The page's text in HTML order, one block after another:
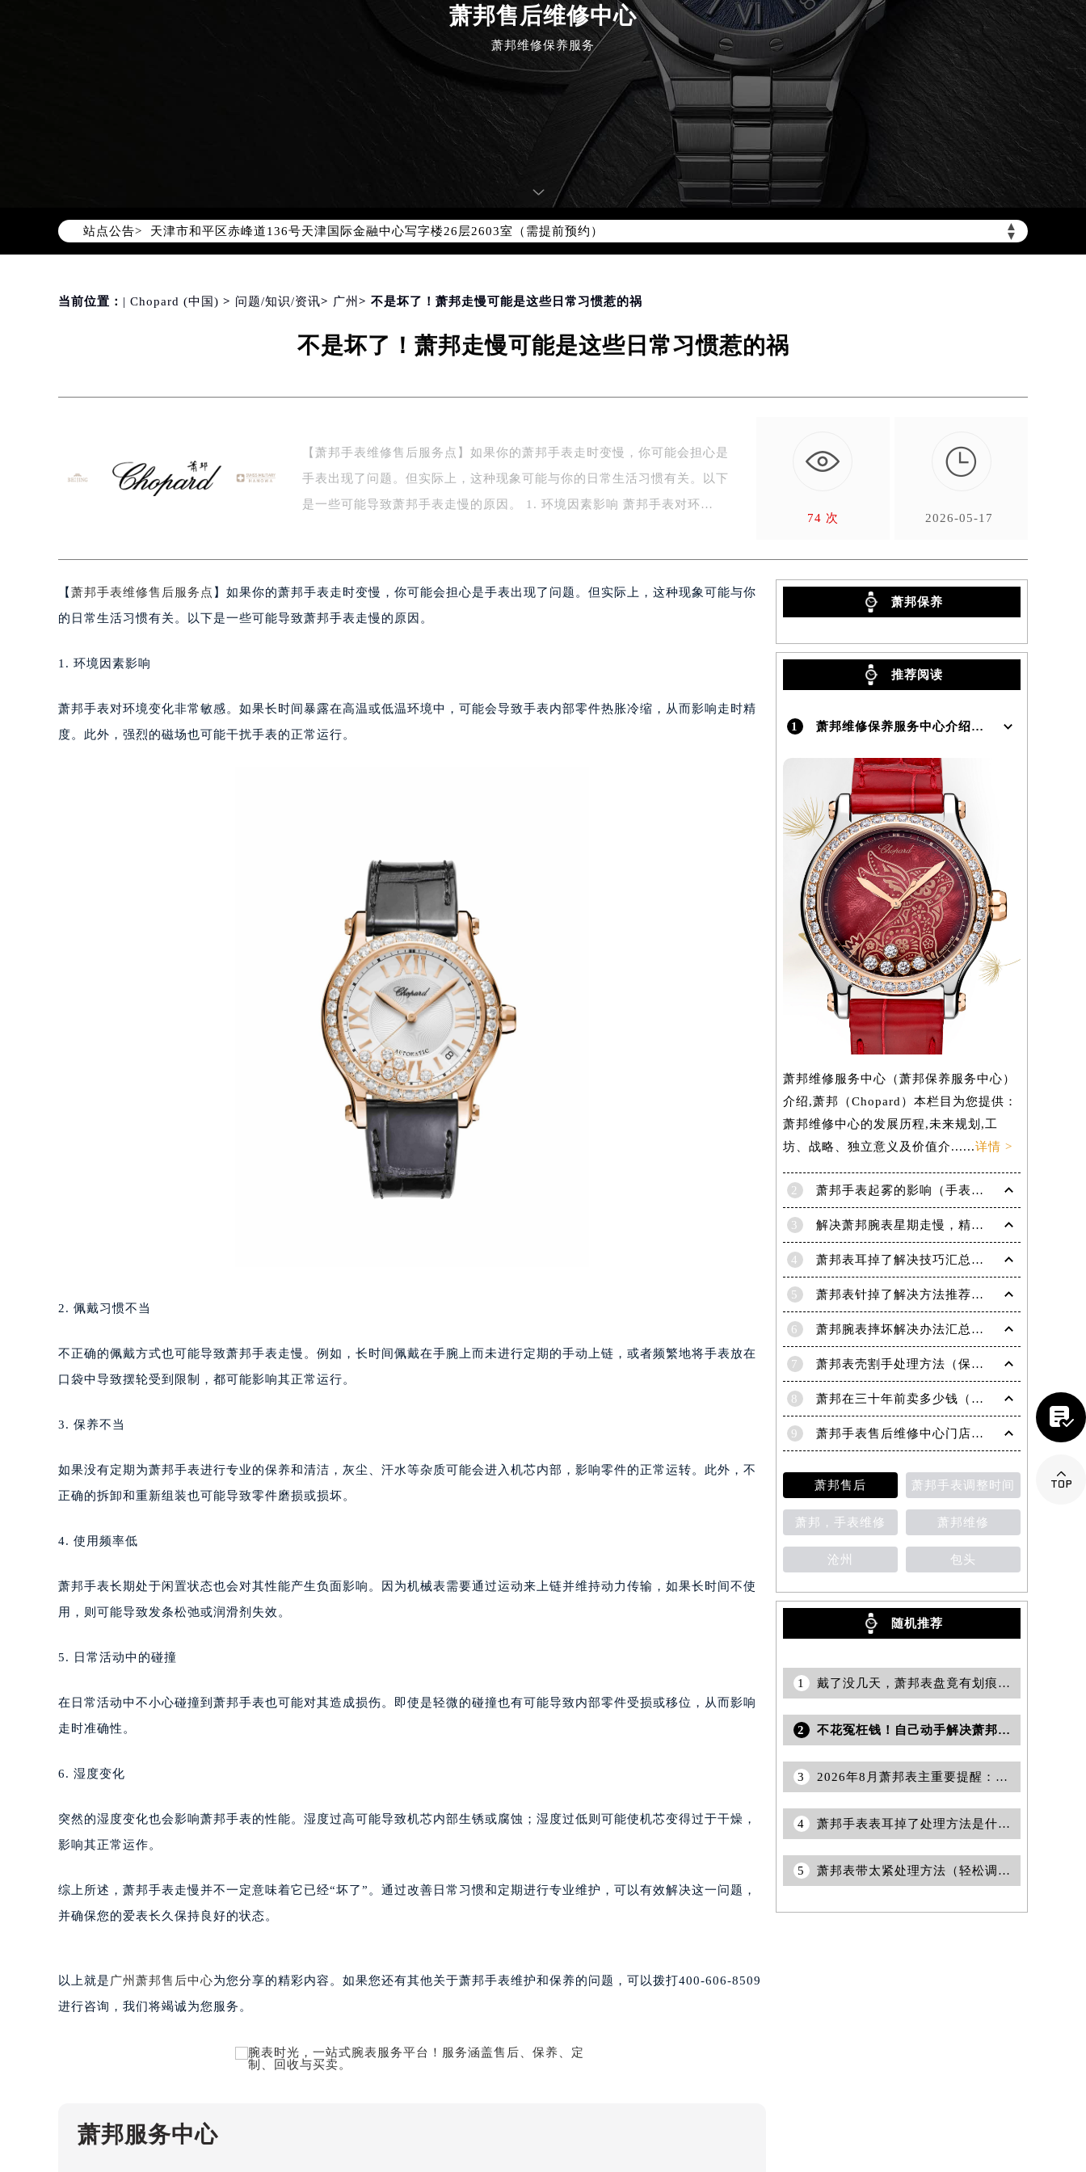
萧邦售后维修中心
萧邦维修保养服务
站点公告> ▲
▼
2026年8月萧邦中国区售后服务网络优化升级公告
萧邦官方全国统一服务热线400-885-0231，服务覆盖中国大陆、香港、澳门、台湾全部区域（非大陆需加拨“+86”）
北京市朝阳区建国门外大街甲6号华熙国际中心写字楼D座11层1102室（北京总部）（需提前预约）
北京市东城区东长安街1号东方广场写字楼W3座6层602室（需提前预约）
天津市和平区赤峰道136号天津国际金融中心写字楼26层2603室（需提前预约）
上海市徐汇区虹桥路3号港汇中心写字楼2座37层3705室（需提前预约）
常州市新北区龙锦路1590号现代传媒中心写字楼5号楼10层1008室（需提前预约）
徐州市鼓楼区淮海东路29号苏宁广场IFC国际金融中心写字楼35层3508室（需提前预约）
扬州市邗江区国展路29号星耀天地写字楼1号楼18层1803室（需提前预约）
泰州市海陵区永定东路399号置地商务中心东塔写字楼（华润万象城）17层1706室（需提前预约）
杭州市上城区钱江路1366号华润大厦写字楼A座5层503-5室（需提前预约）
金华市金东区东市南街777号金华万达广场写字楼4号楼22层2209室（需提前预约）
绍兴市越城区胜利东路379号世茂天际中心写字楼8层805室（需提前预约）
嘉兴市南湖区广益路705号嘉兴世界贸易中心写字楼A座13层1304室（需提前预约）
济南市历下区经十路11111号华润中心写字楼（万象城）15层1508室（需提前预约）
深圳市罗湖区深南东路5001号华润大厦写字楼17层1701室（需提前预约）
成都市锦江区人民东路6号SAC东原中心写字楼24层2406B室（需提前预约）
重庆市江北区观音桥步行街2号融恒时代广场写字楼9层902室（需提前预约）
乌鲁木齐市天山区红山路26号时代广场（CCMALL）C座17层17-B（需提前预约）
温州市鹿城区锦绣路1067号置信广场10层1015室（需提前预约）
哈尔滨市道里区友谊西路600号富力中心T2座写字楼29层03室（需提前预约）
大连市中山区人民路15号国际金融大厦7层G室（需提前预约）
佛山市禅城区季华五路57号万科金融中心C座12层1205室（需提前预约）
东莞市东城街道鸿福东路1号民盈国贸中心T1写字楼9层907室（需提前预约）
无锡市梁溪区人民中路139号恒隆广场写字楼1座11层1104室（需提前预约）
南通市崇川区工农路57号圆融广场写字楼16层1603室（需提前预约）
苏州市苏州工业园区星港街199号苏州中心办公楼C座22层08室（需提前预约）
武汉市江汉区解放大道686号世界贸易大厦38层09室（需提前预约）
南宁市青秀区金湖路59号地王大厦12楼1224室（需提前预约）
合肥市蜀山区潜山路111号万象城华润大厦B座12楼03室（需提前预约）
泉州市丰泽区宝洲路729号浦西万达中心写字楼A座7楼709室（需提前预约）
青岛市南区山东路6号华润大厦B座22层04室（需提前预约）
烟台市芝罘区胜利路139号万达金融中心A座907室（需提前预约）
唐山市路南区新华东道100号万达广场写字楼A座10层1002室（需提前预约）
台州市椒江区东海大道1800号腾达中心东1幢20楼2002室（需提前预约）
黑龙江省大庆市萨尔图区会战大街萧邦售后服务中心（需提前预约）
黑龙江省鹤岗市向阳区红军路萧邦售后服务中心（需提前预约）
黑龙江省牡丹江市东安区太平路萧邦售后服务中心（需提前预约）
吉林省白城市洮北区明仁南街萧邦售后服务中心（需提前预约）
吉林省四平市铁东区紫气大路与南九经街交汇处萧邦售后服务中心（需提前预约）
吉林省松原市宁江区五环大街萧邦售后服务中心（需提前预约）
吉林省延边市延吉市解放路萧邦售后服务中心（需提前预约）
辽宁省鞍山市铁东区站前街萧邦售后服务中心（需提前预约）
辽宁省丹东市振兴区七经街萧邦售后服务中心（需提前预约）
辽宁省抚顺市新抚区东一路萧邦售后服务中心（需提前预约）
辽宁省葫芦岛市连山区中央路萧邦售后服务中心（需提前预约）
辽宁省盘锦市兴隆台区石油大街萧邦售后服务中心（需提前预约）
辽宁省铁岭市银州区南马路萧邦售后服务中心（需提前预约）
当前位置： | Chopard (中国) > 问题/知识/资讯> 广州 > 不是坏了！萧邦走慢可能是这些日常习惯惹的祸
不是坏了！萧邦走慢可能是这些日常习惯惹的祸
【萧邦手表维修售后服务点】如果你的萧邦手表走时变慢，你可能会担心是
手表出现了问题。但实际上，这种现象可能与你的日常生活习惯有关。以下
是一些可能导致萧邦手表走慢的原因。 1. 环境因素影响 萧邦手表对环…
74 次

2026-05-17
【萧邦手表维修售后服务点 】如果你的萧邦手表走时变慢，你可能会担心是手表出现了问题。但实际上，这种现象可能与你
的日常生活习惯有关。以下是一些可能导致萧邦手表走慢的原因。
1. 环境因素影响
萧邦手表对环境变化非常敏感。如果长时间暴露在高温或低温环境中，可能会导致手表内部零件热胀冷缩，从而影响走时精
度。此外，强烈的磁场也可能干扰手表的正常运行。
2. 佩戴习惯不当
不正确的佩戴方式也可能导致萧邦手表走慢。例如，长时间佩戴在手腕上而未进行定期的手动上链，或者频繁地将手表放在
口袋中导致摆轮受到限制，都可能影响其正常运行。
3. 保养不当
如果没有定期为萧邦手表进行专业的保养和清洁，灰尘、汗水等杂质可能会进入机芯内部，影响零件的正常运转。此外，不
正确的拆卸和重新组装也可能导致零件磨损或损坏。
4. 使用频率低
萧邦手表长期处于闲置状态也会对其性能产生负面影响。因为机械表需要通过运动来上链并维持动力传输，如果长时间不使
用，则可能导致发条松弛或润滑剂失效。
5. 日常活动中的碰撞
在日常活动中不小心碰撞到萧邦手表也可能对其造成损伤。即使是轻微的碰撞也有可能导致内部零件受损或移位，从而影响
走时准确性。
6. 湿度变化
突然的湿度变化也会影响萧邦手表的性能。湿度过高可能导致机芯内部生锈或腐蚀；湿度过低则可能使机芯变得过于干燥，
影响其正常运作。
综上所述，萧邦手表走慢并不一定意味着它已经“坏了”。通过改善日常习惯和定期进行专业维护，可以有效解决这一问题，
并确保您的爱表长久保持良好的状态。
以上就是 广州萧邦售后中心为您分享的精彩内容。如果您还有其他关于萧邦手表维护和保养的问题，可以拨打400-606-8509
进行咨询，我们将竭诚为您服务。
萧邦服务中心
萧邦保养
推荐阅读
1 萧邦维修保养服务中心介绍 | Chopard
萧邦维修服务中心（萧邦保养服务中心）
介绍,萧邦（Chopard）本栏目为您提供：
萧邦维修中心的发展历程,未来规划,工
坊、战略、独立意义及价值介......详情 >
2 萧邦手表起雾的影响（手表起雾维护建议）
3 解决萧邦腕表星期走慢，精准调校秘籍在这里
4 萧邦表耳掉了解决技巧汇总（轻松修复爱表的小妙招）
5 萧邦表针掉了解决方法推荐（轻松修复你的爱表）
6 萧邦腕表摔坏解决办法汇总（专业修复与日常保养技巧）
7 萧邦表壳割手处理方法（保养与修复技巧指南）
8 萧邦在三十年前卖多少钱（名表价格变迁的历史洞察）
9 萧邦手表售后维修中心门店地址
萧邦售后 萧邦手表调整时间
萧邦，手表维修 萧邦维修
沧州 包头
随机推荐
1 戴了没几天，萧邦表盘竟有划痕？原因你绝对想不到！
2 不花冤枉钱！自己动手解决萧邦表带掉色问题
3 2026年8月萧邦表主重要提醒：售后网点搬迁与新增
4 萧邦手表表耳掉了处理方法是什么（专业修复步骤详解）
5 萧邦表带太紧处理方法（轻松调整佩戴舒适度指南）

